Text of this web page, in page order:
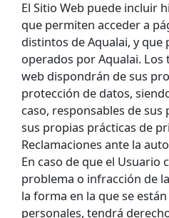
El Sitio Web puede incluir
que permiten acceder a
distintos de Aqualai, y
operados por Aqualai.
web dispondrán de sus
protección de datos,
caso, responsables de
sus propias prácticas de
Reclamaciones ante la
En caso de que el Usuario
problema o infracción de
la forma en la que se
personales, tendrá